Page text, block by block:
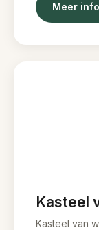
Meer info
Kasteel
Kasteel van